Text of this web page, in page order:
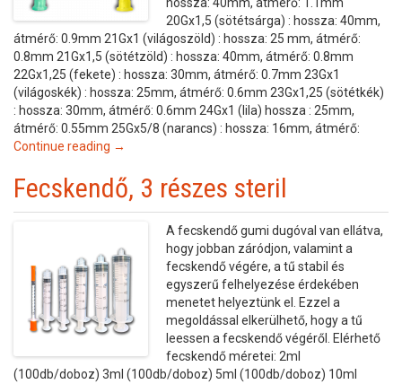
20Gx1,5 (sötétsárga) : hossza: 40mm,
átmérő: 0.9mm 21Gx1 (világoszöld) : hossza: 25 mm, átmérő:
0.8mm 21Gx1,5 (sötétzöld) : hossza: 40mm, átmérő: 0.8mm
22Gx1,25 (fekete) : hossza: 30mm, átmérő: 0.7mm 23Gx1
(világoskék) : hossza: 25mm, átmérő: 0.6mm 23Gx1,25 (sötétkék)
: hossza: 30mm, átmérő: 0.6mm 24Gx1 (lila) hossza : 25mm,
átmérő: 0.55mm 25Gx5/8 (narancs) : hossza: 16mm, átmérő:
Continue reading →
Fecskendő, 3 részes steril
A fecskendő gumi dugóval van ellátva,
hogy jobban záródjon, valamint a
fecskendő végére, a tű stabil és
egyszerű felhelyezése érdekében
menetet helyeztünk el. Ezzel a
megoldással elkerülhető, hogy a tű
leessen a fecskendő végéről. Elérhető
fecskendő méretei: 2ml
(100db/doboz) 3ml (100db/doboz) 5ml (100db/doboz) 10ml